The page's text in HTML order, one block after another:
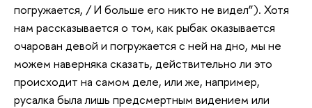
погружается, / И больше его никто не видел”). Хотя
нам рассказывается о том, как рыбак оказывается
очарован девой и погружается с ней на дно, мы не
можем наверняка сказать, действительно ли это
происходит на самом деле, или же, например,
русалка была лишь предсмертным видением или